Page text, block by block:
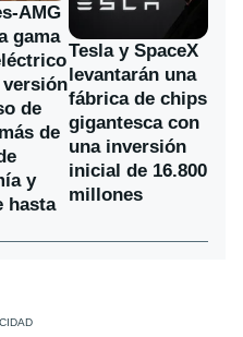
AMG
gama
de
de
y
hasta
Tesla y SpaceX
levantarán una
fábrica de chips
gigantesca con
una inversión
inicial de 16.800
millones